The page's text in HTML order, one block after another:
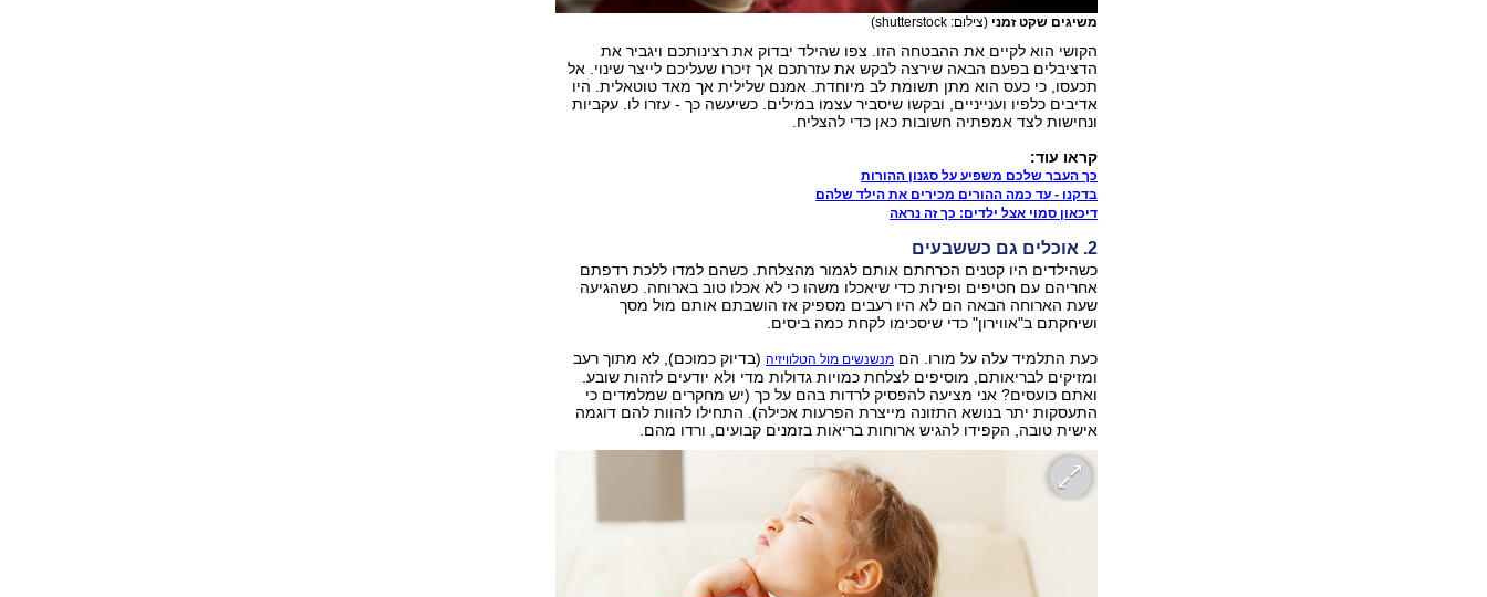
משיגים שקט זמני (צילום: shutterstock)
הקושי הוא לקיים את ההבטחה הזו. צפו שהילד יבדוק את רצינותכם ויגביר את
הדציבלים בפעם הבאה שירצה לבקש את עזרתכם אך זיכרו שעליכם לייצר שינוי. אל
תכעסו, כי כעס הוא מתן תשומת לב מיוחדת. אמנם שלילית אך מאד טוטאלית. היו
אדיבים כלפיו וענייניים, ובקשו שיסביר עצמו במילים. כשיעשה כך - עזרו לו. עקביות
ונחישות לצד אמפתיה חשובות כאן כדי להצליח.
קראו עוד:
כך העבר שלכם משפיע על סגנון ההורות
בדקנו - עד כמה ההורים מכירים את הילד שלהם
דיכאון סמוי אצל ילדים: כך זה נראה
2. אוכלים גם כששבעים
כשהילדים היו קטנים הכרחתם אותם לגמור מהצלחת. כשהם למדו ללכת רדפתם
אחריהם עם חטיפים ופירות כדי שיאכלו משהו כי לא אכלו טוב בארוחה. כשהגיעה
שעת הארוחה הבאה הם לא היו רעבים מספיק אז הושבתם אותם מול מסך
ושיחקתם ב"אווירון" כדי שיסכימו לקחת כמה ביסים.
כעת התלמיד עלה על מורו. הם מנשנשים מול הטלוויזיה(בדיוק כמוכם), לא מתוך רעב
ומזיקים לבריאותם, מוסיפים לצלחת כמויות גדולות מדי ולא יודעים לזהות שובע.
ואתם כועסים? אני מציעה להפסיק לרדות בהם על כך (יש מחקרים שמלמדים כי
התעסקות יתר בנושא התזונה מייצרת הפרעות אכילה). התחילו להוות להם דוגמה
אישית טובה, הקפידו להגיש ארוחות בריאות בזמנים קבועים, ורדו מהם.